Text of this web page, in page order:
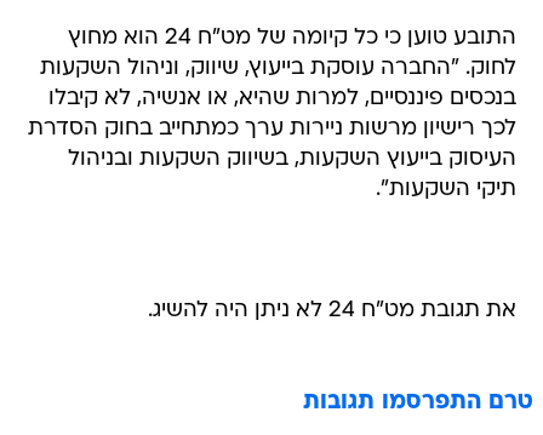
התובע טוען כי כל קיומה של מט"ח 24 הוא מחוץ
לחוק. "החברה עוסקת בייעוץ, שיווק, וניהול השקעות
בנכסים פיננסיים, למרות שהיא, או אנשיה, לא קיבלו
לכך רישיון מרשות ניירות ערך כמתחייב בחוק הסדרת
העיסוק בייעוץ השקעות, בשיווק השקעות ובניהול
תיקי השקעות".
את תגובת מט"ח 24 לא ניתן היה להשיג.
טרם התפרסמו תגובות